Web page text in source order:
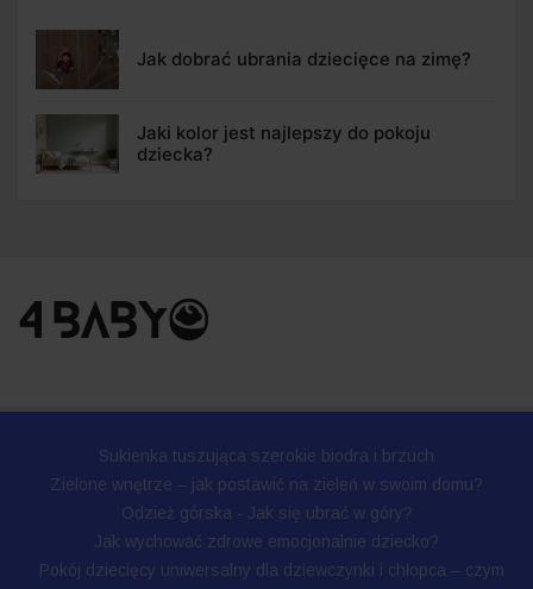
Jak dobrać ubrania dziecięce na zimę?
Jaki kolor jest najlepszy do pokoju
dziecka?
Sukienka tuszująca szerokie biodra i brzuch
Zielone wnętrze – jak postawić na zieleń w swoim domu?
Odzież górska - Jak się ubrać w góry?
Jak wychować zdrowe emocjonalnie dziecko?
Pokój dziecięcy uniwersalny dla dziewczynki i chłopca – czym